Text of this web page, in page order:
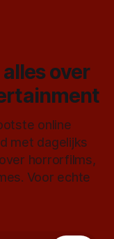
over
online
met dagelijks
horrorfilms,
Voor echte